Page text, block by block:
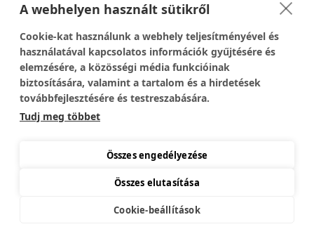
Közösségi Média
1337-es menedék – Youtube
Easy Arduno Channel – Youtube
Magyar Arduino Csoport – Facebook
Magyar Arduino Labor – Facebook
Magyar Arduino Labor – Youtube
Copyright © 2026 Mikrokontroller Blog és Webáruház
A webhelyen használt sütikről
Cookie-kat használunk a webhely teljesítményével és
használatával kapcsolatos információk gyűjtésére és
elemzésére, a közösségi média funkcióinak
biztosítására, valamint a tartalom és a hirdetések
továbbfejlesztésére és testreszabására.
Tudj meg többet
Összes engedélyezése
Összes elutasítása
Cookie-beállítások